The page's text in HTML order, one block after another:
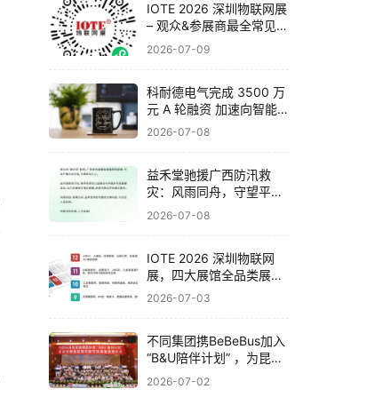
IOTE 2026 深圳物联网展
– 观众&参展商最全常见问
题解答！
2026-07-09
科耐德电气完成 3500 万
元 A 轮融资 加速向智能
电气系统集成商战略转型
2026-07-08
​益禾堂驰援广西防汛救
灾：风雨同舟，守望平
安！
2026-07-08
IOTE 2026 深圳物联网
展，四大展馆全品类展品
与头部企业一览！
2026-07-03
不同集团携BeBeBus加入
“B&U陪伴计划” ，为昆明
孤残儿童送关爱
2026-07-02